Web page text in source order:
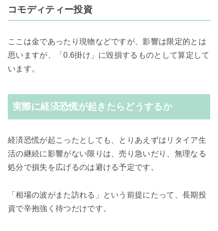
コモディティー投資
ここは金であったり現物などですが、影響は限定的とは
思いますが、「0.6掛け」に毀損するものとして算定して
います。
実際に経済恐慌が起きたらどうするか
経済恐慌が起こったとしても、とりあえずはリタイア生
活の継続に影響がない限りは、売り急いだり、無理なる
処分で損失を広げるのは避ける予定です。
「相場の波がまた訪れる」という前提にたって、長期投
資で辛抱強く待つだけです。